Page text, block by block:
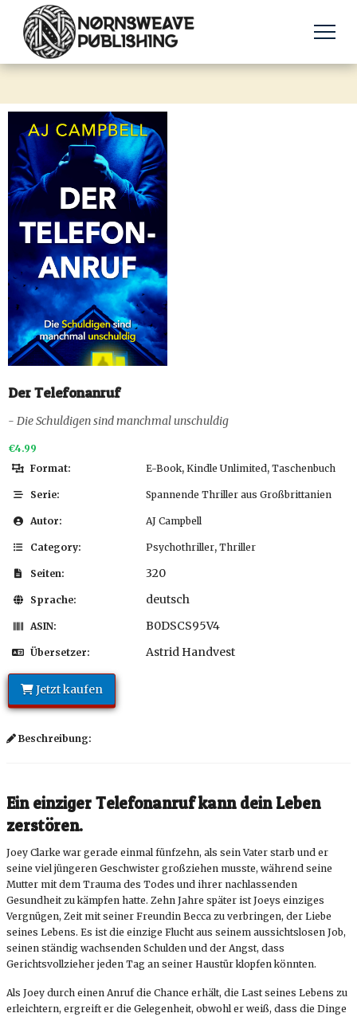
Der Telefonanruf
- Die Schuldigen sind manchmal unschuldig
€4.99
Format:
E-Book, Kindle Unlimited, Taschenbuch
Serie: Spannende Thriller aus Großbrittanien
Autor: AJ Campbell
Category: Psychothriller, Thriller
Seiten: 320
Sprache: deutsch
ASIN: B0DSCS95V4
Übersetzer: Astrid Handvest
Jetzt kaufen
Beschreibung:
Ein einziger Telefonanruf kann dein Leben
zerstören.
Joey Clarke war gerade einmal fünfzehn, als sein Vater starb und er
seine viel jüngeren Geschwister großziehen musste, während seine
Mutter mit dem Trauma des Todes und ihrer nachlassenden
Gesundheit zu kämpfen hatte. Zehn Jahre später ist Joeys einziges
Vergnügen, Zeit mit seiner Freundin Becca zu verbringen, der Liebe
seines Lebens. Es ist die einzige Flucht aus seinem aussichtslosen Job,
seinen ständig wachsenden Schulden und der Angst, dass
Gerichtsvollzieher jeden Tag an seiner Haustür klopfen könnten.
Als Joey durch einen Anruf die Chance erhält, die Last seines Lebens zu
erleichtern, ergreift er die Gelegenheit, obwohl er weiß, dass die Dinge